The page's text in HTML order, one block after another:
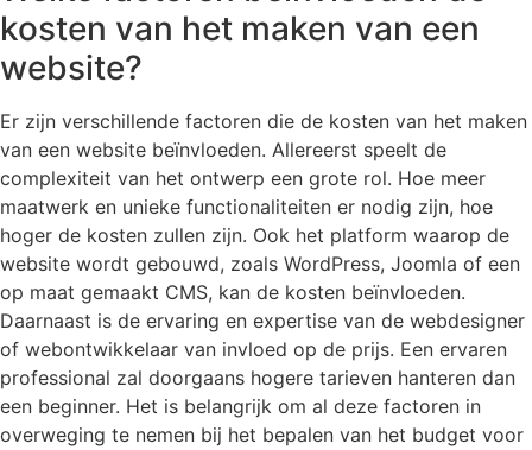
kosten van het maken van een
website?
Er zijn verschillende factoren die de kosten van het maken
van een website beïnvloeden. Allereerst speelt de
complexiteit van het ontwerp een grote rol. Hoe meer
maatwerk en unieke functionaliteiten er nodig zijn, hoe
hoger de kosten zullen zijn. Ook het platform waarop de
website wordt gebouwd, zoals WordPress, Joomla of een
op maat gemaakt CMS, kan de kosten beïnvloeden.
Daarnaast is de ervaring en expertise van de webdesigner
of webontwikkelaar van invloed op de prijs. Een ervaren
professional zal doorgaans hogere tarieven hanteren dan
een beginner. Het is belangrijk om al deze factoren in
overweging te nemen bij het bepalen van het budget voor